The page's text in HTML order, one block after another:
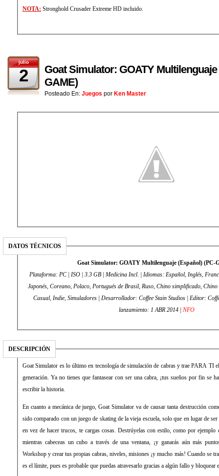
NOTA: Stronghold Crusader Extreme HD incluido.
julio
2
Goat Simulator: GOATY
GAME)
Posteado En: Juegos por Ken Master
DATOS TÉCNICOS
Goat Simulator: GOATY Multilenguaje (Español) (PC-
Plataforma: PC | ISO | 3.3 GB | Medicina Incl. | Idiomas: Español, Inglés,
Japonés, Coreano, Polaco, Portugués de Brasil, Ruso, Chino simplificado,
Casual, Indie, Simuladores | Desarrollador: Coffee Stain Studios | Editor: Coffee Stain Studios | Fecha de
lanzamiento: 1 ABR 2014 | NFO
DESCRIPCIÓN
Goat Simulator es lo último en tecnología de simulación de cabras y trae PARA TI
generación. Ya no tienes que fantasear con ser una cabra, ¡tus sueños por fin se
escribir la historia.
En cuanto a mecánica de juego, Goat Simulator va de causar tanta destrucción
sido comparado con un juego de skating de la vieja escuela, solo que en lugar de
en vez de hacer trucos, te cargas cosas. Destrúyelas con estilo, como por ejemplo
mientras cabeceas un cubo a través de una ventana, ¡y ganarás aún más
Workshop y crear tus propias cabras, niveles, misiones ¡y mucho más! Cuando se
es el límite, pues es probable que puedas atravesarlo gracias a algún fallo y bloquear